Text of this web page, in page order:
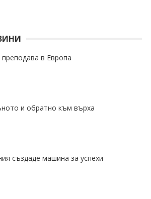
в Европа
и обратно към върха
създаде машина за успехи